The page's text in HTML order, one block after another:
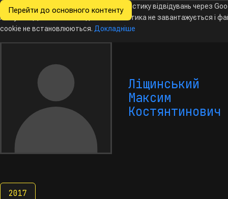
Перейти до основного контенту
Всеукраїнські
з інформатики
НовиниОлімпіадиКалендарБаза даних
Ліщинський
Максим
Костянтинович
2017
Ми хочемо збирати знеособлену статистику відвідувань через
Analytics. Доки ви не погодитесь, аналітика не завантажується і
cookie не встановлюються. Докладніше